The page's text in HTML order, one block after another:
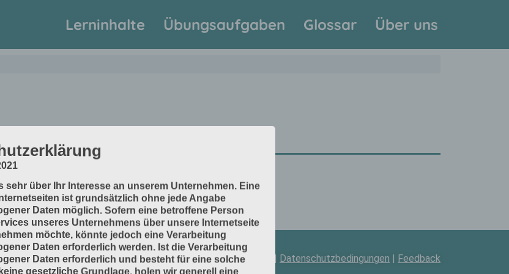
Lerninhalte Übungsaufgaben Glossar Über uns
Impressum Datenschutzbedingungen Feedback
sehr über Ihr Interesse an unserem Unternehmen. Eine
ist grundsätzlich ohne jede Angabe
Daten möglich. Sofern eine betroffene Person
unseres Unternehmens über unsere Internetseite
möchte, könnte jedoch eine Verarbeitung
Daten erforderlich werden. Ist die Verarbeitung
Daten erforderlich und besteht für eine solche
gesetzliche Grundlage, holen wir generell eine